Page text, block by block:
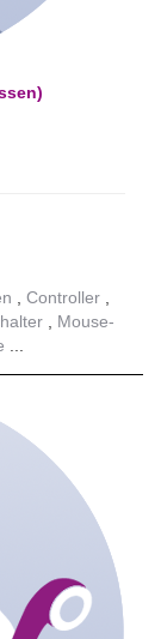
Controller
Mouse-